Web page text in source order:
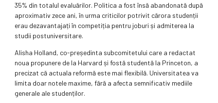
35% din totalul evaluărilor. Politica a fost însă abandonată după
aproximativ zece ani, în urma criticilor potrivit cărora studenții
erau dezavantajați în competiția pentru joburi și admiterea la
studii postuniversitare.
Alisha Holland, co-președinta subcomitetului care a redactat
noua propunere de la Harvard și fostă studentă la Princeton, a
precizat că actuala reformă este mai flexibilă. Universitatea va
limita doar notele maxime, fără a afecta semnificativ mediile
generale ale studenților.